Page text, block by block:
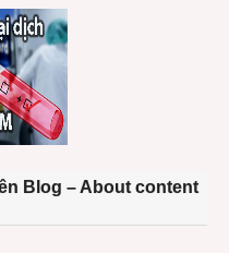
Blog – About content